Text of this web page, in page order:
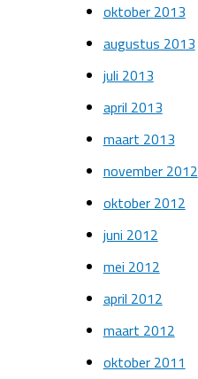
oktober 2013
augustus 2013
juli 2013
april 2013
maart 2013
november 2012
oktober 2012
juni 2012
mei 2012
april 2012
maart 2012
oktober 2011